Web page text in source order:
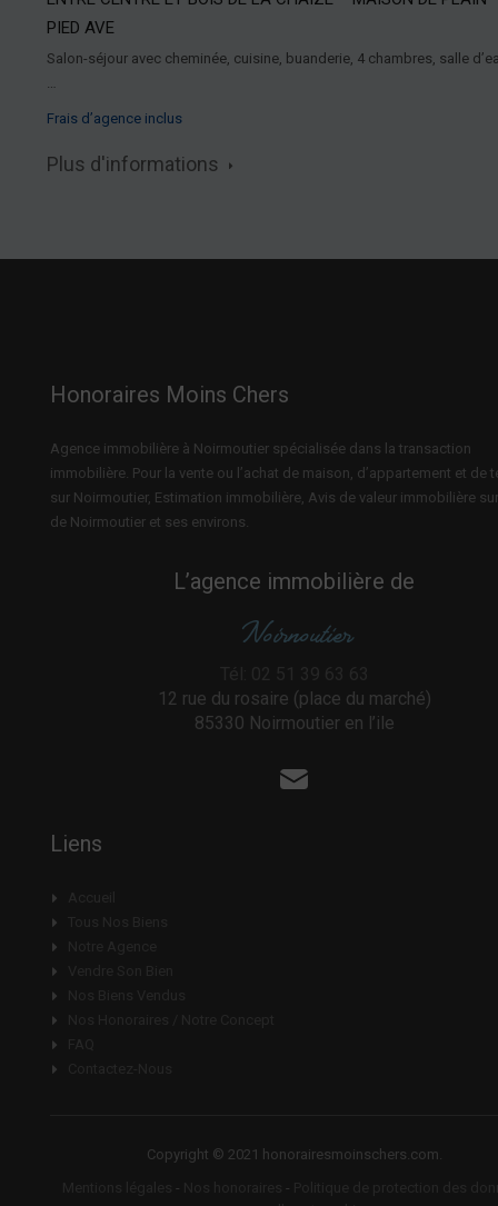
PIED AVE
Salon-séjour avec cheminée, cuisine, buanderie, 4 chambres, salle
Frais d’agence inclus
Plus d'informations
Honoraires Moins Chers
Agence immobilière à Noirmoutier spécialisée dans la transaction
immobilière. Pour la vente ou l’achat de maison, d’appartement et de
sur Noirmoutier, Estimation immobilière, Avis de valeur immobilière sur
de Noirmoutier et ses environs.
L’agence immobilière de
Noirnoutier
12 rue du rosaire (place du marché)
85330 Noirmoutier en l’ile
Liens
Copyright © 2021 honorairesmoinschers.com.
- -